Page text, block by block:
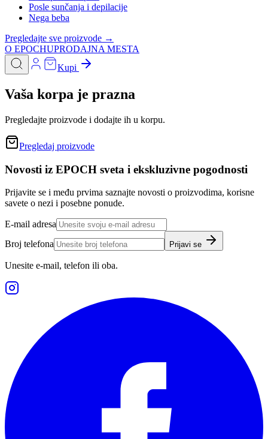
Posle sunčanja i depilacije
Nega beba
Pregledajte sve proizvode →
O EPOCHUPRODAJNA MESTA
Kupi
Vaša korpa je prazna
Pregledajte proizvode i dodajte ih u korpu.
Pregledaj proizvode
Novosti iz EPOCH sveta i ekskluzivne pogodnosti
Prijavite se i među prvima saznajte novosti o proizvodima, korisne
savete o nezi i posebne ponude.
E-mail adresa
Broj telefona
Prijavi se
Unesite e-mail, telefon ili oba.